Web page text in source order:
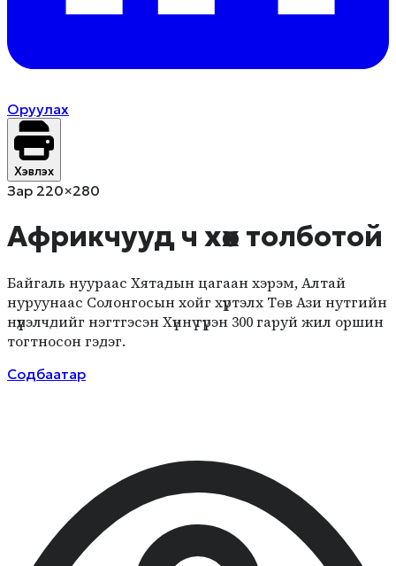
Оруулах
Хэвлэх
Зар 220×280
Африкчууд ч хөх толботой
Байгаль нуураас Хятадын цагаан хэрэм, Алтай
нуруунаас Солонгосын хойг хүртэлх Төв Ази нутгийн
нүүдэлчдийг нэгтгэсэн Хүннү гүрэн 300 гаруй жил оршин
тогтносон гэдэг.
Содбаатар